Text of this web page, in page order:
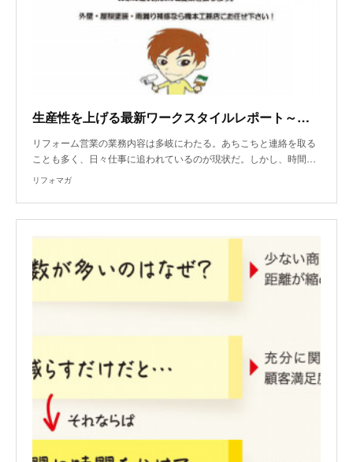
生産性を上げる最新ワークスタイルレポート～ショールーム活用
リフォーム営業の業務内容は多岐にわたる。あちこちと連絡を取る
ことも多く、日々仕事に追われているのが現状だ。しかし、時間…
リフォマガ